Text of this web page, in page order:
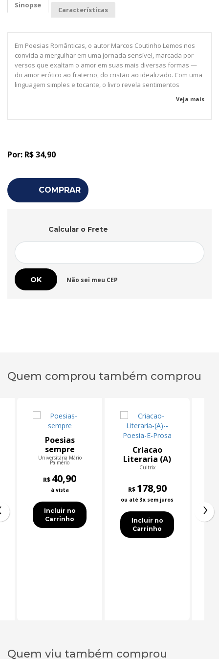
Por: R$ 34,90
COMPRAR
Sinopse
Características
Em Poesias Românticas, o autor Marcos Coutinho Lemos nos
convida a mergulhar em uma jornada sensível, marcada por
versos que exaltam o amor em suas mais diversas formas —
do amor erótico ao fraterno, do cristão ao idealizado. Com uma
linguagem simples e tocante, o livro revela sentimentos
um poeta que valoriza o afeto como essência da vida. Esta
reencontrar a poesia que habita dentro de nós.
Veja mais
Calcular o Frete
Não sei meu CEP
Quem comprou também comprou
Poesias
sempre
Universitária Mário
Palmério
R$ 40,90
à vista
Incluir no
Carrinho
Criacao
Literaria (A)
Poesia E
Cultrix
R$ 178,90
ou até 3x sem juros
Incluir no
Carrinho
›
Quem viu também comprou